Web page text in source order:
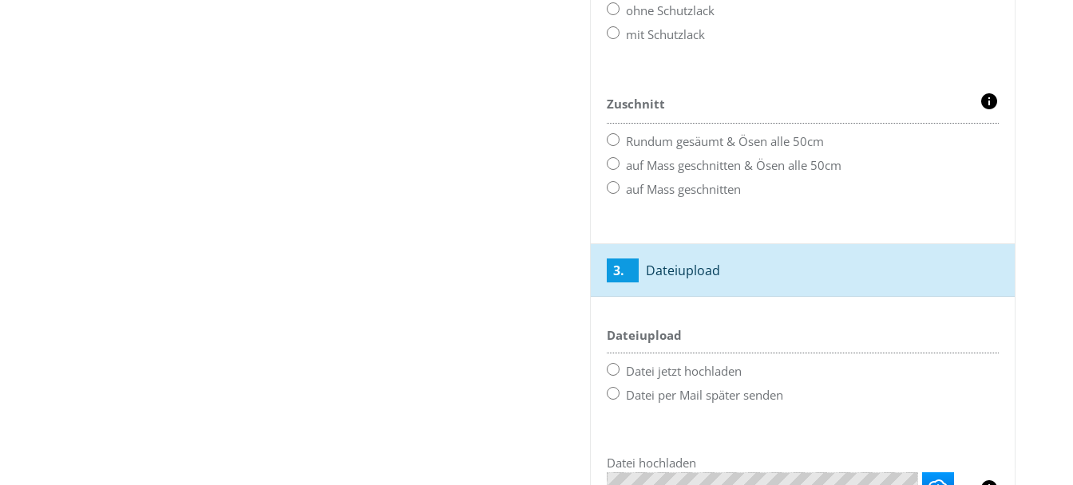
ohne Schutzlack
mit Schutzlack
Zuschnitt
Rundum gesäumt & Ösen alle 50cm
auf Mass geschnitten & Ösen alle 50cm
auf Mass geschnitten
3. Dateiupload
Dateiupload
Datei jetzt hochladen
Datei per Mail später senden
Datei hochladen